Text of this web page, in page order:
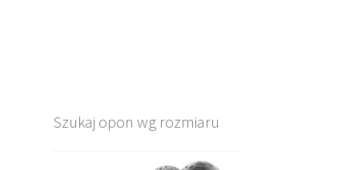
Szukaj opon wg rozmiaru